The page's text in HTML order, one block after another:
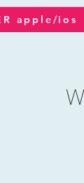
apple/ios